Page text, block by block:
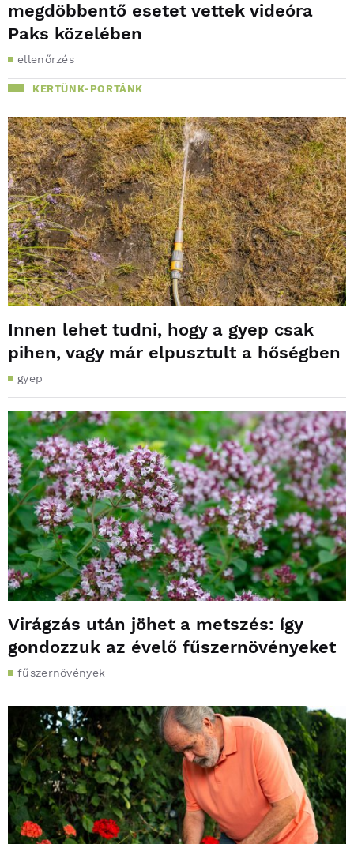
megdöbbentő esetet vettek videóra
Paks közelében
ellenőrzés
KERTÜNK-PORTÁNK
Innen lehet tudni, hogy a gyep csak
pihen, vagy már elpusztult a hőségben
gyep
Virágzás után jöhet a metszés: így
gondozzuk az évelő fűszernövényeket
fűszernövények